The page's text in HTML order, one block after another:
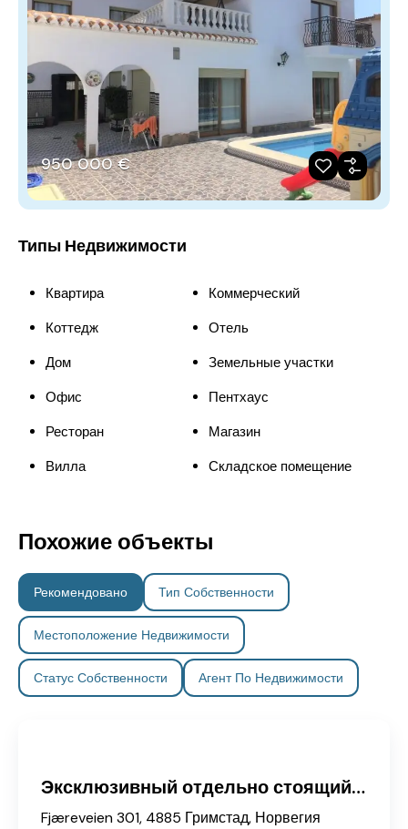
950 000 €
Типы Недвижимости
Квартира
Коммерческий
Коттедж
Отель
Дом
Земельные участки
Офис
Пентхаус
Ресторан
Магазин
Вилла
Складское помещение
Похожие объекты
Рекомендовано Тип Собственности
Местоположение Недвижимости
Статус Собственности Агент По Недвижимости
Эксклюзивный отдельно стоящий дом на вершине Гримстада с участком более 18 акров – вид на Виккилен и море.
Fjæreveien 301, 4885 Гримстад, Норвегия